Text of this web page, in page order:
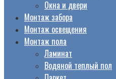
Окна и двери
Монтаж забора
Монтаж освещения
Монтаж пола
Ламинат
Водяной теплый пол